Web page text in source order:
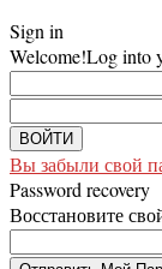
Sign in
Welcome!Log into
Вы забыли свой
Password recovery
Восстановите